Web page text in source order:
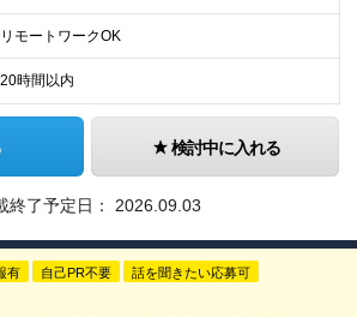
リモートワークOK
20時間以内
検討中に入れる
終了予定日： 2026.09.03
有 自己PR不要 話を聞きたい応募可